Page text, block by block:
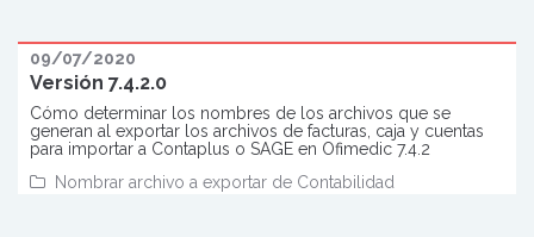
09/07/2020
Versión 7.4.2.0
Cómo determinar los nombres de los archivos que se
generan al exportar los archivos de facturas, caja y cuentas
para importar a Contaplus o SAGE en Ofimedic 7.4.2
Nombrar archivo a exportar de Contabilidad